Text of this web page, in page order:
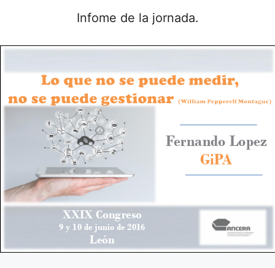
Infome de la jornada.